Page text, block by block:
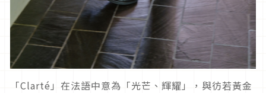
「Clarté」在法語中意為「光芒、輝耀」，與彷若黃金